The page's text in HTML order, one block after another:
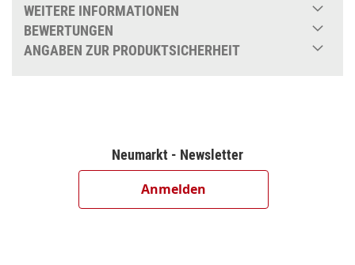
WEITERE INFORMATIONEN
BEWERTUNGEN
ANGABEN ZUR PRODUKTSICHERHEIT
Neumarkt - Newsletter
Anmelden